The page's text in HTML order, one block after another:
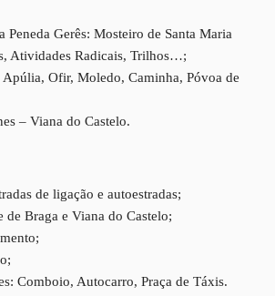
Peneda Gerês: Mosteiro de Santa Maria
Atividades Radicais, Trilhos…;
Apúlia, Ofir, Moledo, Caminha, Póvoa de
– Viana do Castelo.
de ligação e autoestradas;
de Braga e Viana do Castelo;
Comboio, Autocarro, Praça de Táxis.